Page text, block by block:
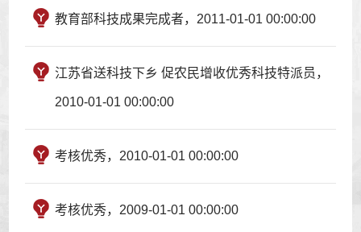
教育部科技成果完成者，2011-01-01 00:00:00
江苏省送科技下乡 促农民增收优秀科技特派员，
2010-01-01 00:00:00
考核优秀，2010-01-01 00:00:00
考核优秀，2009-01-01 00:00:00